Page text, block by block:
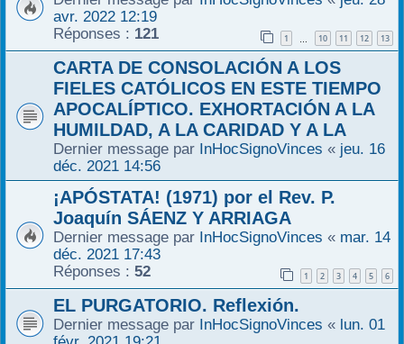
avr. 2022 12:19
Réponses : 121 1 10 11 12 13
CARTA DE CONSOLACIÓN A LOS
FIELES CATÓLICOS EN ESTE TIEMPO
APOCALÍPTICO. EXHORTACIÓN A LA
HUMILDAD, A LA CARIDAD Y A LA
Dernier message par InHocSignoVinces « jeu. 16
déc. 2021 14:56
¡APÓSTATA! (1971) por el Rev. P.
Joaquín SÁENZ Y ARRIAGA
Dernier message par InHocSignoVinces « mar. 14
déc. 2021 17:43
Réponses : 52 1 2 3 4 5 6
EL PURGATORIO. Reflexión.
Dernier message par InHocSignoVinces « lun. 01